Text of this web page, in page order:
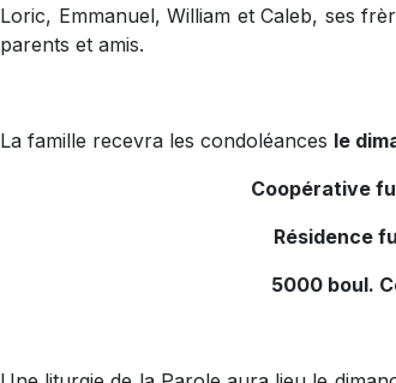
Loric, Emmanuel, William et Caleb, ses
parents et amis.
La famille recevra les condoléances le
Coopérative
Résidence
5000 boul.